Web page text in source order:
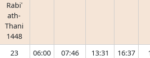
Rabiʿ
ath-
Thani
1448
23
06:00 07:46 13:31 16:37